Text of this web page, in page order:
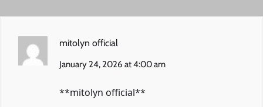
mitolyn official
January 24, 2026 at 4:00 am
**mitolyn official**